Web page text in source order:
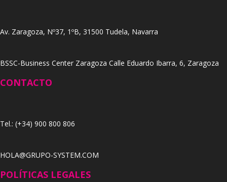
Av. Zaragoza, Nº37, 1ºB, 31500 Tudela, Navarra
BSSC-Business Center Zaragoza Calle Eduardo Ibarra, 6, Zaragoza
CONTACTO
Tel.: (+34) 900 800 806
HOLA@GRUPO-SYSTEM.COM
POLÍTICAS LEGALES